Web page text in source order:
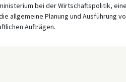
bei der Wirtschaftspolitik,
allgemeine Planung und Ausführung
Aufträgen.